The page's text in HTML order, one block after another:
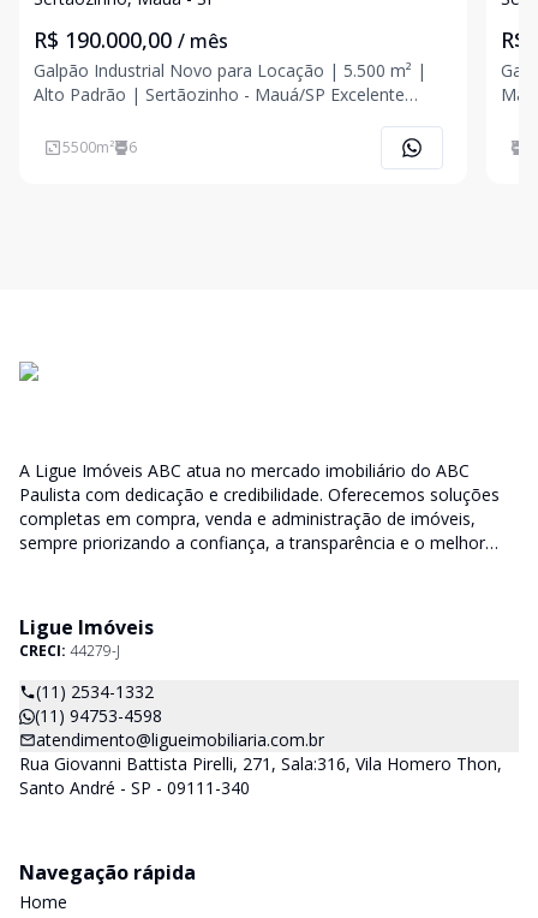
R$ 190.000,00 / mês
Galpão Industrial Novo para Locação | 5.500 m² |
Alto Padrão | Sertãozinho - Mauá/SP Excelente
industrial novo, com infraestrutura moderna, alto
padrão construtivo e estrutura preparada para
5500m² 6
R$
Mauá |
A Ligue Imóveis ABC atua no mercado imobiliário do ABC
Paulista com dedicação e credibilidade. Oferecemos soluções
completas em compra, venda e administração de imóveis,
sempre priorizando a confiança, a transparência e o melhor
Ligue Imóveis
CRECI: 44279-J
(11) 2534-1332
(11) 94753-4598
atendimento@ligueimobiliaria.com.br
Rua Giovanni Battista Pirelli, 271, Sala:316, Vila Homero Thon,
Santo André - SP - 09111-340
Navegação rápida
Home